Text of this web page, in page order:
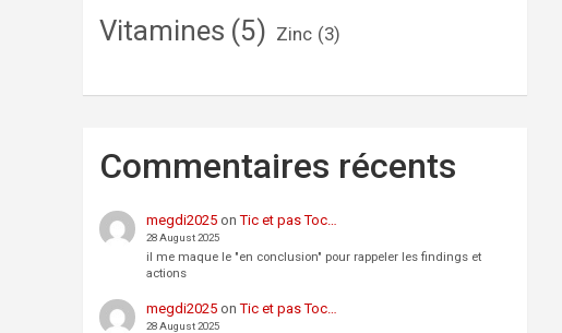
Vitamines (5) Zinc (3)
Commentaires récents
megdi2025onTic et pas Toc…
28 August 2025
il me maque le "en conclusion" pour rappeler les findings et
actions
megdi2025onTic et pas Toc…
28 August 2025